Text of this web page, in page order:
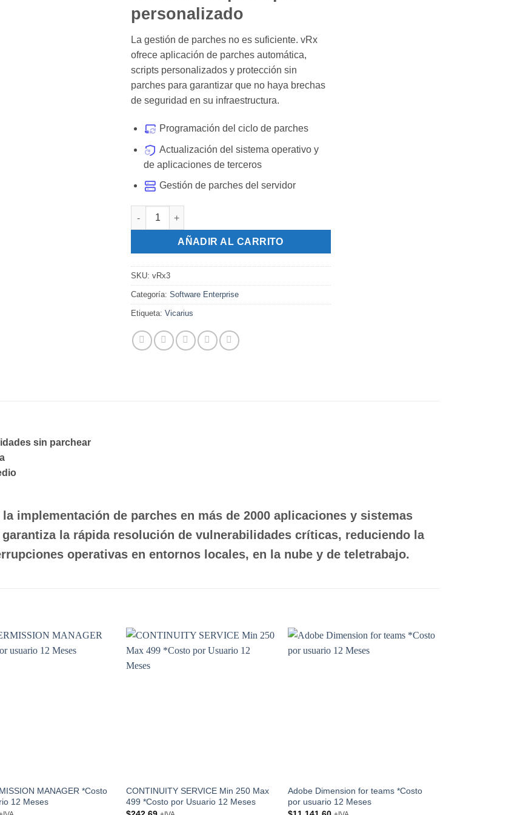
personalizado
La gestión de parches no es suficiente. vRx
ofrece aplicación de parches automática,
scripts personalizados y protección sin
parches para garantizar que no haya brechas
de seguridad en su infraestructura.
Programación del ciclo de parches
Actualización del sistema operativo y
de aplicaciones de terceros
Gestión de parches del servidor
Vicarius Remediación avanzada de vulnerabilidades 101 a 200 *Costo por usuario cantidad
AÑADIR AL CARRITO
SKU: vRx3
Categoría: Software Enterprise
Etiqueta: Vicarius
sin parchear
implementación de parches en más de 2000 aplicaciones y sistemas
la rápida resolución de vulnerabilidades críticas, reduciendo la
operativas en entornos locales, en la nube y de teletrabajo.
MANAGER *Costo
12 Meses
CONTINUITY SERVICE Min 250 Max
499 *Costo por Usuario 12 Meses
Adobe Dimension for teams *Costo
por usuario 12 Meses